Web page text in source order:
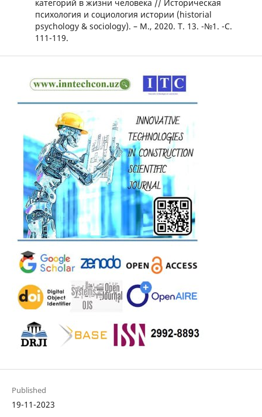
категорий в жизни человека // Историческая
психология и социология истории (historial
psychology & sociology). – М., 2020. Т. 13. -№1. -С.
111-119.
Published
19-11-2023